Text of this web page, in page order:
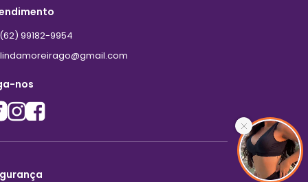
(62) 99182-9954
lindamoreirago@gmail.com
nos